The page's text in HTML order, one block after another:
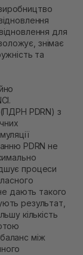
15
23 (ТЦ для
знімає
та
(ПДРН PDRN) з
PDRN не
процеси
дають такого
результат,
кількість
між